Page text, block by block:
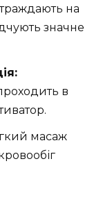
на
значне
в
масаж